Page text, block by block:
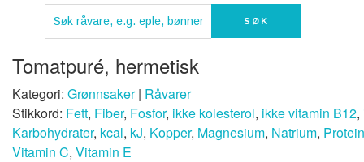
Tomatpuré, hermetisk
Kategori: Grønnsaker| Råvarer
Stikkord: Fett, Fiber, Fosfor, ikke kolesterol, ikke vitamin B12,
Karbohydrater, kcal, kJ, Kopper, Magnesium, Natrium, Protein
Vitamin C, Vitamin E